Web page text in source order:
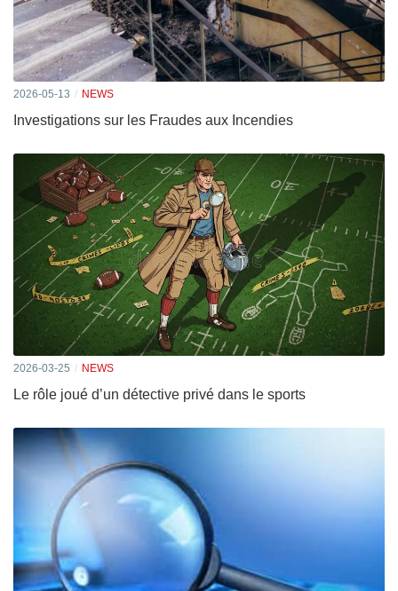
2026-05-13 NEWS
Investigations sur les Fraudes aux Incendies
2026-03-25 NEWS
Le rôle joué d’un détective privé dans le sports